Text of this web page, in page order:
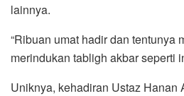
lainnya.
“Ribuan umat hadir dan tentunya
merindukan tabligh akbar seperti
Uniknya, kehadiran Ustaz Hanan